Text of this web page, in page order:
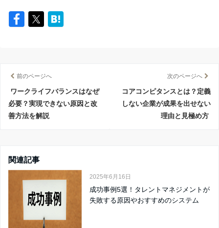
前のページへ
ワークライフバランスはなぜ
必要？実現できない原因と改
善方法を解説
次のページへ
コアコンピタンスとは？定義
しない企業が成果を出せない
理由と見極め方
関連記事
2025年6月16日
成功事例5選！タレントマネジメントが
失敗する原因やおすすめのシステム